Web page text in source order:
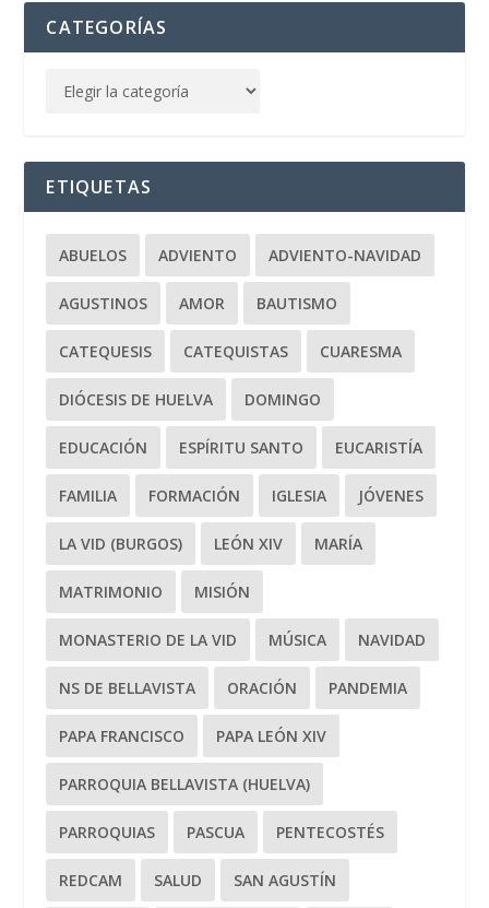
CATEGORÍAS
ETIQUETAS
ABUELOS ADVIENTO ADVIENTO-NAVIDAD
AGUSTINOS AMOR BAUTISMO
CATEQUESIS CATEQUISTAS CUARESMA
DIÓCESIS DE HUELVA DOMINGO
EDUCACIÓN ESPÍRITU SANTO EUCARISTÍA
FAMILIA FORMACIÓN IGLESIA JÓVENES
LA VID (BURGOS) LEÓN XIV MARÍA
MATRIMONIO MISIÓN
MONASTERIO DE LA VID MÚSICA NAVIDAD
NS DE BELLAVISTA ORACIÓN PANDEMIA
PAPA FRANCISCO PAPA LEÓN XIV
PARROQUIA BELLAVISTA (HUELVA)
PARROQUIAS PASCUA PENTECOSTÉS
REDCAM SALUD SAN AGUSTÍN